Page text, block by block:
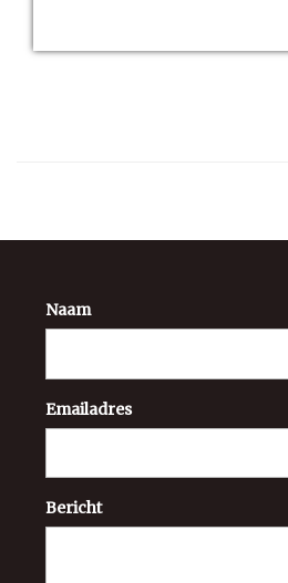
Naam
Emailadres
Bericht